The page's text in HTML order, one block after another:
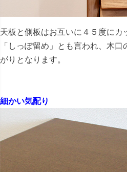
天板と側板はお互いに４５度にカ
「しっぽ留め」とも言われ、木
がりとなります。
細かい気配り